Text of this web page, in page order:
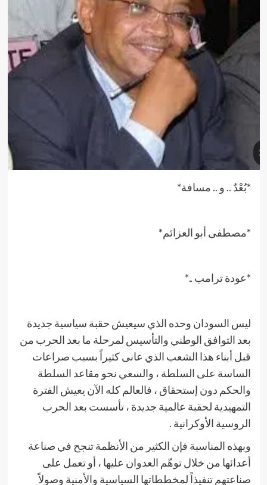
*بُعْدٌ .. و .. مسافة*
*مصطفى أبو العزائم*
*عودة ترامب ..*
ليس السودان وحده الذي سيعيش حقبة سياسية جديدة
بعد التوافق الوطني والتأسيس لمرحلة ما بعد الحرب من
قبل أبناء هذا الشعب الذي عانى كثيراً بسبب صراعات
الساسة على السلطة ، والسعي نحو مقاعد السلطة
والحكم دون إستحقاق ، فالعالم كله الآن يعيش الفترة
التمهيدية لحقبة عالمية جديدة ، تأسست بعد الحرب
الروسية الأوكرانية .
وبهذه المناسبة فإن الكثير من الأنظمة تنجح في صناعة
أعدائها من خلال توهّم العدوان عليها ، أو تعمل على
صناعتهم تنفيذاً لمخططاتها السياسية والأمنية وصولاً